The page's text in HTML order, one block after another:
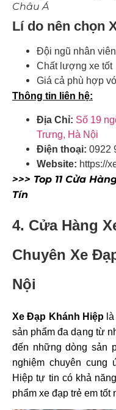
Châu Á
Lí do nên chọn
Đội ngũ nhân
Chất lượng xe tốt
Giá cả phù hợp
Thông tin liên hệ:
Địa Chỉ: Số 19
Trưng, Hà Nội
Điện thoại: 0922
Website: https://
>>> Top 11 Cửa
Tín
4. Cửa Hàng
Chuyên Xe
Nội
Xe Đạp Khánh Hiệplà
sản phẩm đa dạng từ
đến những dòng sản
nghiệm chuyên cung
Hiệp tự tin có khả
phẩm xe đạp trẻ em